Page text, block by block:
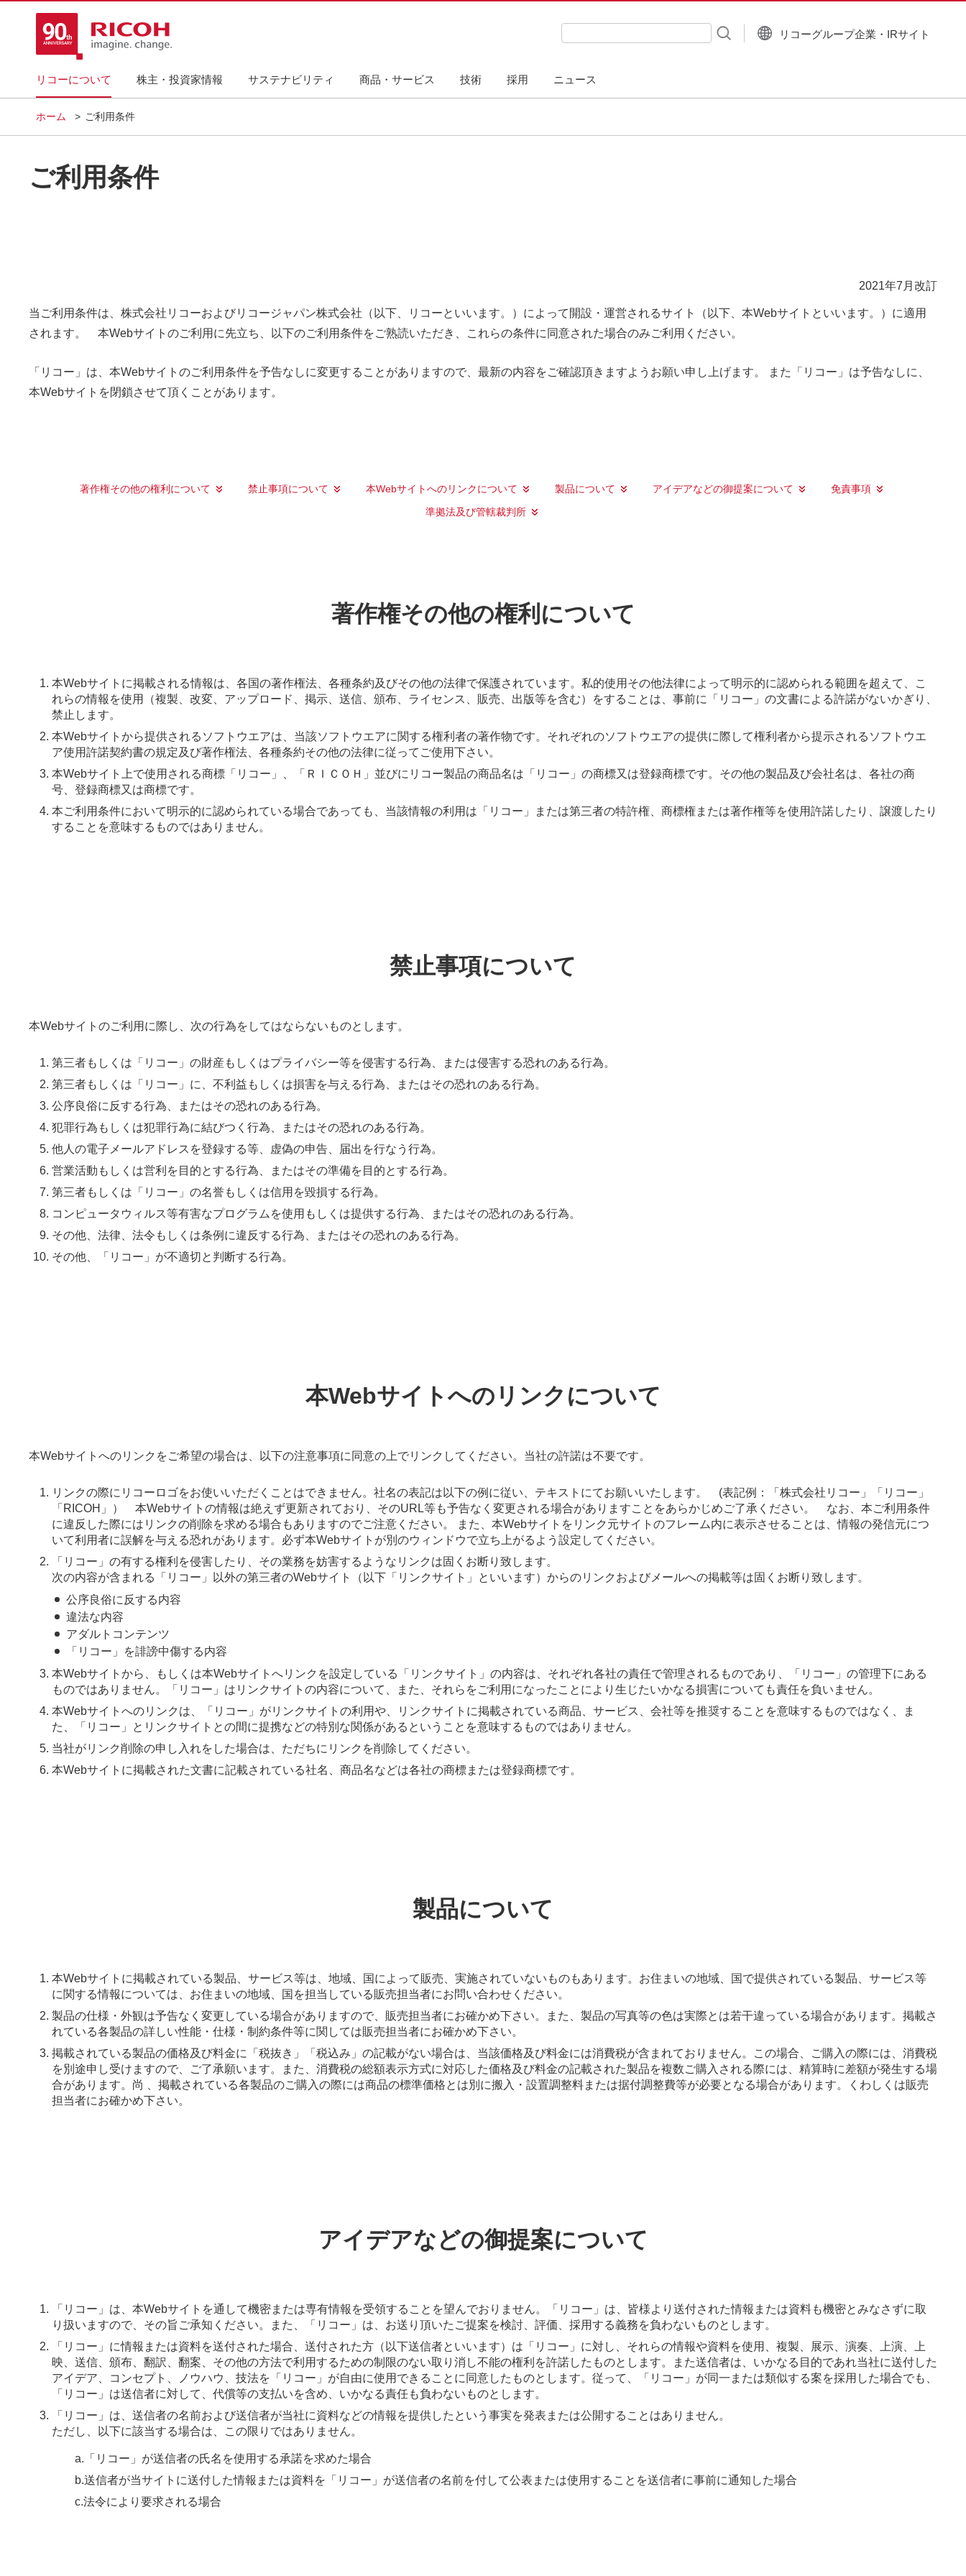
リコーについて 株主・投資家情報 サステナビリティ 商品・サービス 技術 採用 ニュース
検索キーワード入力
リコーグループ企業・IRサイト
ホーム ご利用条件
ご利用条件
2021年7月改訂
当ご利用条件は、株式会社リコーおよびリコージャパン株式会社（以下、リコーといいます。）によって開設・運営されるサイト（以下、本Webサイトといいます。）に適用
されます。 本Webサイトのご利用に先立ち、以下のご利用条件をご熟読いただき、これらの条件に同意された場合のみご利用ください。
「リコー」は、本Webサイトのご利用条件を予告なしに変更することがありますので、最新の内容をご確認頂きますようお願い申し上げます。 また「リコー」は予告なしに、
本Webサイトを閉鎖させて頂くことがあります。
著作権その他の権利について 禁止事項について 本Webサイトへのリンクについて 製品について アイデアなどの御提案について
免責事項
準拠法及び管轄裁判所
著作権その他の権利について
本Webサイトに掲載される情報は、各国の著作権法、各種条約及びその他の法律で保護されています。私的使用その他法律によって明示的に認められる範囲を超えて、こ
れらの情報を使用（複製、改変、アップロード、掲示、送信、頒布、ライセンス、販売、出版等を含む）をすることは、事前に「リコー」の文書による許諾がないかぎり、
禁止します。
本Webサイトから提供されるソフトウエアは、当該ソフトウエアに関する権利者の著作物です。それぞれのソフトウエアの提供に際して権利者から提示されるソフトウエ
ア使用許諾契約書の規定及び著作権法、各種条約その他の法律に従ってご使用下さい。
本Webサイト上で使用される商標「リコー」、「ＲＩＣＯＨ」並びにリコー製品の商品名は「リコー」の商標又は登録商標です。その他の製品及び会社名は、各社の商
号、登録商標又は商標です。
本ご利用条件において明示的に認められている場合であっても、当該情報の利用は「リコー」または第三者の特許権、商標権または著作権等を使用許諾したり、譲渡したり
することを意味するものではありません。
禁止事項について
本Webサイトのご利用に際し、次の行為をしてはならないものとします。
第三者もしくは「リコー」の財産もしくはプライバシー等を侵害する行為、または侵害する恐れのある行為。
第三者もしくは「リコー」に、不利益もしくは損害を与える行為、またはその恐れのある行為。
公序良俗に反する行為、またはその恐れのある行為。
犯罪行為もしくは犯罪行為に結びつく行為、またはその恐れのある行為。
他人の電子メールアドレスを登録する等、虚偽の申告、届出を行なう行為。
営業活動もしくは営利を目的とする行為、またはその準備を目的とする行為。
第三者もしくは「リコー」の名誉もしくは信用を毀損する行為。
コンピュータウィルス等有害なプログラムを使用もしくは提供する行為、またはその恐れのある行為。
その他、法律、法令もしくは条例に違反する行為、またはその恐れのある行為。
その他、「リコー」が不適切と判断する行為。
本Webサイトへのリンクについて
本Webサイトへのリンクをご希望の場合は、以下の注意事項に同意の上でリンクしてください。当社の許諾は不要です。
リンクの際にリコーロゴをお使いいただくことはできません。社名の表記は以下の例に従い、テキストにてお願いいたします。 (表記例：「株式会社リコー」「リコー」
「RICOH」） 本Webサイトの情報は絶えず更新されており、そのURL等も予告なく変更される場合がありますことをあらかじめご了承ください。 なお、本ご利用条件
に違反した際にはリンクの削除を求める場合もありますのでご注意ください。 また、本Webサイトをリンク元サイトのフレーム内に表示させることは、情報の発信元につ
いて利用者に誤解を与える恐れがあります。必ず本Webサイトが別のウィンドウで立ち上がるよう設定してください。
「リコー」の有する権利を侵害したり、その業務を妨害するようなリンクは固くお断り致します。
次の内容が含まれる「リコー」以外の第三者のWebサイト（以下「リンクサイト」といいます）からのリンクおよびメールへの掲載等は固くお断り致します。
公序良俗に反する内容
違法な内容
アダルトコンテンツ
「リコー」を誹謗中傷する内容
本Webサイトから、もしくは本Webサイトへリンクを設定している「リンクサイト」の内容は、それぞれ各社の責任で管理されるものであり、「リコー」の管理下にある
ものではありません。「リコー」はリンクサイトの内容について、また、それらをご利用になったことにより生じたいかなる損害についても責任を負いません。
本Webサイトへのリンクは、「リコー」がリンクサイトの利用や、リンクサイトに掲載されている商品、サービス、会社等を推奨することを意味するものではなく、ま
た、「リコー」とリンクサイトとの間に提携などの特別な関係があるということを意味するものではありません。
当社がリンク削除の申し入れをした場合は、ただちにリンクを削除してください。
本Webサイトに掲載された文書に記載されている社名、商品名などは各社の商標または登録商標です。
製品について
本Webサイトに掲載されている製品、サービス等は、地域、国によって販売、実施されていないものもあります。お住まいの地域、国で提供されている製品、サービス等
に関する情報については、お住まいの地域、国を担当している販売担当者にお問い合わせください。
製品の仕様・外観は予告なく変更している場合がありますので、販売担当者にお確かめ下さい。また、製品の写真等の色は実際とは若干違っている場合があります。掲載さ
れている各製品の詳しい性能・仕様・制約条件等に関しては販売担当者にお確かめ下さい。
掲載されている製品の価格及び料金に「税抜き」「税込み」の記載がない場合は、当該価格及び料金には消費税が含まれておりません。この場合、ご購入の際には、消費税
を別途申し受けますので、ご了承願います。また、消費税の総額表示方式に対応した価格及び料金の記載された製品を複数ご購入される際には、精算時に差額が発生する場
合があります。尚 、掲載されている各製品のご購入の際には商品の標準価格とは別に搬入・設置調整料または据付調整費等が必要となる場合があります。くわしくは販売
担当者にお確かめ下さい。
アイデアなどの御提案について
「リコー」は、本Webサイトを通して機密または専有情報を受領することを望んでおりません。「リコー」は、皆様より送付された情報または資料も機密とみなさずに取
り扱いますので、その旨ご承知ください。また、「リコー」は、お送り頂いたご提案を検討、評価、採用する義務を負わないものとします。
「リコー」に情報または資料を送付された場合、送付された方（以下送信者といいます）は「リコー」に対し、それらの情報や資料を使用、複製、展示、演奏、上演、上
映、送信、頒布、翻訳、翻案、その他の方法で利用するための制限のない取り消し不能の権利を許諾したものとします。また送信者は、いかなる目的であれ当社に送付した
アイデア、コンセプト、ノウハウ、技法を「リコー」が自由に使用できることに同意したものとします。従って、「リコー」が同一または類似する案を採用した場合でも、
「リコー」は送信者に対して、代償等の支払いを含め、いかなる責任も負わないものとします。
「リコー」は、送信者の名前および送信者が当社に資料などの情報を提供したという事実を発表または公開することはありません。
ただし、以下に該当する場合は、この限りではありません。
a.「リコー」が送信者の氏名を使用する承諾を求めた場合
b.送信者が当サイトに送付した情報または資料を「リコー」が送信者の名前を付して公表または使用することを送信者に事前に通知した場合
c.法令により要求される場合